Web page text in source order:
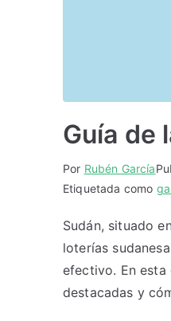
Guía de
Por Rubén García
Etiquetada como
Sudán, situado
loterías
efectivo. En esta
destacadas y